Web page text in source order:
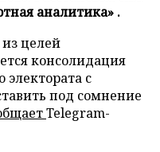
аналитика» .
целей
консолидация
электората с
под сомнение
Telegram-